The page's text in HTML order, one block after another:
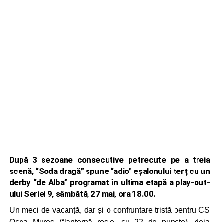
După 3 sezoane consecutive petrecute pe a treia
scenă, “Soda dragă” spune “adio” eșalonului terț cu un
derby “de Alba” programat în ultima etapă a play-out-
ului Seriei 9, sâmbătă, 27 mai, ora 18.00.
Un meci de vacanță, dar și o confruntare tristă pentru CS